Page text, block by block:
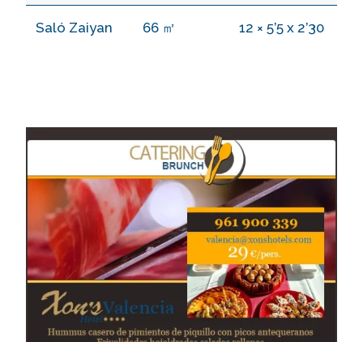
Saló Zaiyan 66 ㎡ 12 × 5’5 x 2’30